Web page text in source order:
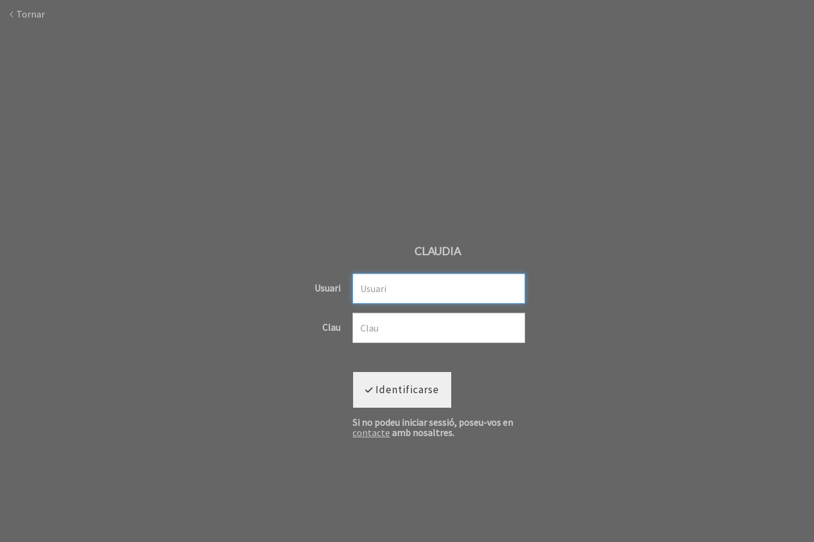
Tornar
CLAUDIA
Usuari
Clau
Identificarse
Si no podeu iniciar sessió, poseu-vos en
contacte amb nosaltres.